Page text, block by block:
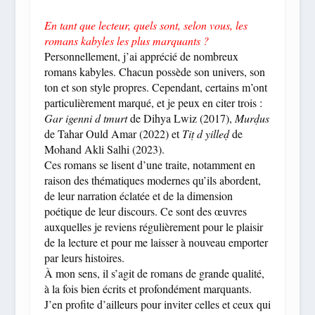
En tant que lecteur, quels sont, selon vous, les
romans kabyles les plus marquants ?
Personnellement, j’ai apprécié de nombreux
romans kabyles. Chacun possède son univers, son
ton et son style propres. Cependant, certains m’ont
particulièrement marqué, et je peux en citer trois :
Gar igenni d tmurtde Dihya Lwiz (2017), Murḍus
de Tahar Ould Amar (2022) etTiṭ d yilleḍde
Mohand Akli Salhi (2023).
Ces romans se lisent d’une traite, notamment en
raison des thématiques modernes qu’ils abordent,
de leur narration éclatée et de la dimension
poétique de leur discours. Ce sont des œuvres
auxquelles je reviens régulièrement pour le plaisir
de la lecture et pour me laisser à nouveau emporter
par leurs histoires.
À mon sens, il s’agit de romans de grande qualité,
à la fois bien écrits et profondément marquants.
J’en profite d’ailleurs pour inviter celles et ceux qui